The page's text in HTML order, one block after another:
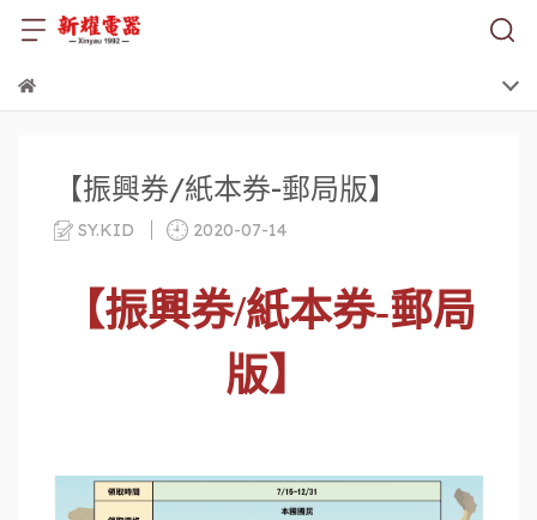
【振興券/紙本券-郵局版】
SY.KID 2020-07-14
【振興券/紙本券-郵局
版】